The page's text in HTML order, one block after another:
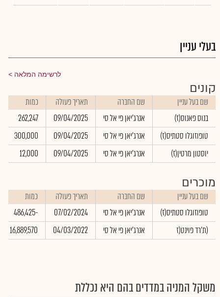
בעלי עניין
לרשימה המלאה
קונים
שם בעל עניין שם החברה תאריך פעולה
כמות
בנוס פאנוס(ז)
אנרג'יאן פי אל סי 09/04/2025
262,247
טופוזוגלו סטתיס(ז)
אנרג'יאן פי אל סי 09/04/2025
300,000
יוסטון מרטין(ז)
אנרג'יאן פי אל סי 09/04/2025
12,000
מוכרים
שם בעל עניין שם החברה תאריך פעולה
כמות
טופוזוגלו סטתיס(ז)
אנרג'יאן פי אל סי 07/02/2024
-486,425
(ת'רד פוינט(ז
אנרג'יאן פי אל סי 04/03/2022
16,889,570
משקל המניה במדדים בהם היא נכללת